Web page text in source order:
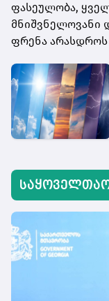
ფასეულობა,
მნიშვნელოვანი
ფრენა არასდროს